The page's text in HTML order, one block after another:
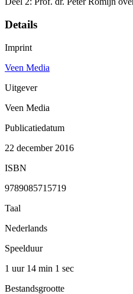
Details
Imprint
Veen Media
Uitgever
Veen Media
Publicatiedatum
22 december 2016
ISBN
9789085715719
Taal
Nederlands
Speelduur
1 uur 14 min 1 sec
Bestandsgrootte